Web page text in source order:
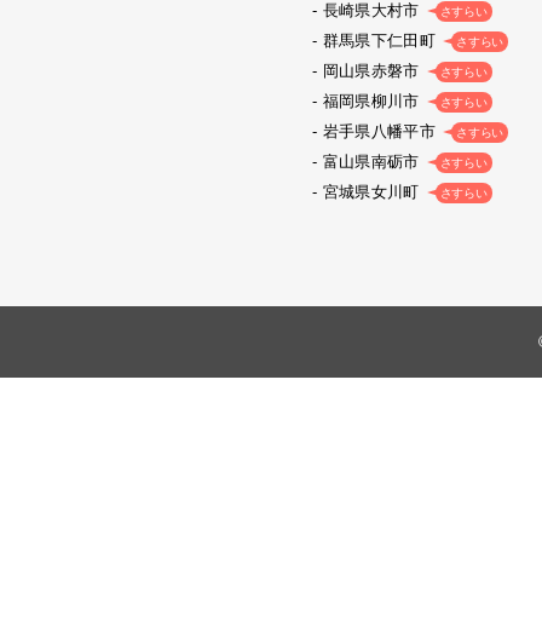
長崎県大村市 さすらい
群馬県下仁田町 さすらい
岡山県赤磐市 さすらい
福岡県柳川市 さすらい
岩手県八幡平市 さすらい
富山県南砺市 さすらい
宮城県女川町 さすらい